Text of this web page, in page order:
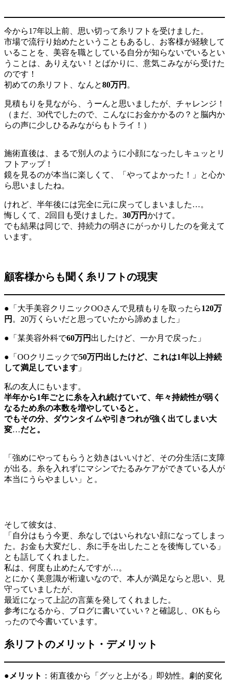
今から17年以上前、思い切って糸リフトを受けました。
市場で流行り始めたということもあるし、お客様が経験して
いることを、美容を職としている自分が知らないでいるとい
うことは、ありえない！とばかりに、意気こみながら受けた
のです！
初めての糸リフト、なんと80万円 。
見積もりを見ながら、うーんと思いましたが、チャレンジ！
（まだ、30代でしたので、こんなにお金かかるの？と脳内か
らの声に少しひるみながらもトライ！）
施術直後は、まるで別人のように小顔になったしキュッとリ
フトアップ！
鏡を見るのが本当に楽しくて、「やってよかった！」と心か
ら思いましたね。
けれど、半年後には完全に元に戻ってしまいました…。
悔しくて、2回目も受けました。 30万円かけて。
でも結果は同じで、持続力の弱さにがっかりしたのを覚えて
います。
顧客様からも聞く糸リフトの現実
●「大手美容クリニックOOさんで見積もりを取ったら120万
円 。20万くらいだと思っていたから諦めました」
●「某美容外科で60万円 出したけど、一か月で戻った」
●「OOクリニックで50万円出したけど、これは1年以上持続
して満足しています 」
私の友人にもいます。
半年から1年ごとに糸を入れ続けていて、年々持続性が弱く
なるため糸の本数を増やしていると。
でもその分、ダウンタイムや引きつれが強く出てしまい大
変…だと。
「強めにやってもらうと効きはいいけど、その分生活に支障
が出る。糸を入れずにマシンでたるみケアができている人が
本当にうらやましい」と。
そして彼女は、
「自分はもう今更、糸なしではいられない顔になってしまっ
た。お金も大変だし、糸に手を出したことを後悔している」
とも話してくれました。
私は、何度も止めたんですが…。
とにかく美意識が桁違いなので、本人が満足ならと思い、見
守っていましたが、
最近になって上記の言葉を発してくれました。
参考になるから、ブログに書いていい？と確認し、OKもら
ったので今書いています。
糸リフトのメリット・デメリット
● メリット ：術直後から「グッと上がる」即効性。劇的変化